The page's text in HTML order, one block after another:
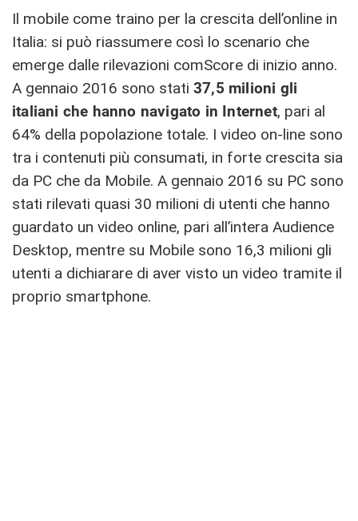
Il mobile come traino per la crescita dell’online in
Italia: si può riassumere così lo scenario che
emerge dalle rilevazioni comScore di inizio anno.
A gennaio 2016 sono stati 37,5 milioni gli
italiani che hanno navigato in Internet, pari al
64% della popolazione totale. I video on-line sono
tra i contenuti più consumati, in forte crescita sia
da PC che da Mobile. A gennaio 2016 su PC sono
stati rilevati quasi 30 milioni di utenti che hanno
guardato un video online, pari all’intera Audience
Desktop, mentre su Mobile sono 16,3 milioni gli
utenti a dichiarare di aver visto un video tramite il
proprio smartphone.